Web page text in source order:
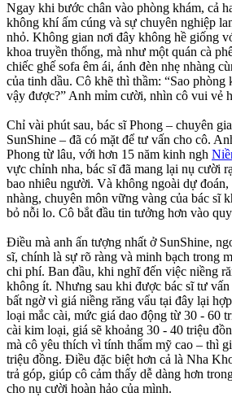
Ngay khi bước chân vào phòng khám, cả
không khí ấm cúng và sự chuyên nghiệp
nhỏ. Không gian nơi đây không hề giống
khoa truyền thống, mà như một quán cà
chiếc ghế sofa êm ái, ánh đèn nhẹ nhàng
của tinh dầu. Cô khẽ thì thầm: “Sao phòng
vậy được?” Anh mỉm cười, nhìn cô vui vẻ
Chỉ vài phút sau, bác sĩ Phong – chuyên
SunShine – đã có mặt để tư vấn cho cô.
Phong từ lâu, với hơn 15 năm kinh ngh
vực chỉnh nha, bác sĩ đã mang lại nụ cười
bao nhiêu người. Và không ngoài dự đoán,
nhàng, chuyên môn vững vàng của bác sĩ
bỏ nỗi lo. Cô bắt đầu tin tưởng hơn vào
Điều mà anh ấn tượng nhất ở SunShine,
sĩ, chính là sự rõ ràng và minh bạch trong
chi phí. Ban đầu, khi nghĩ đến việc niềng
không ít. Nhưng sau khi được bác sĩ tư vấn
bất ngờ vì giá niềng răng vẩu tại đây lại
loại mắc cài, mức giá dao động từ 30 - 60
cài kim loại, giá sẽ khoảng 30 - 40 triệu
mà cô yêu thích vì tính thẩm mỹ cao – thì
triệu đồng. Điều đặc biệt hơn cả là Nha
trả góp, giúp cô cảm thấy dễ dàng hơn
cho nụ cười hoàn hảo của mình.